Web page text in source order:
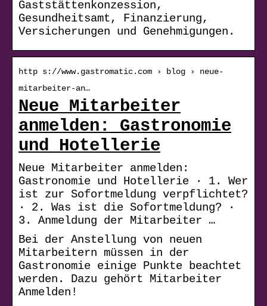
Gaststättenkonzession,
Gesundheitsamt, Finanzierung,
Versicherungen und Genehmigungen.
http s://www.gastromatic.com › blog › neue-
mitarbeiter-an…
Neue Mitarbeiter
anmelden: Gastronomie
und Hotellerie
Neue Mitarbeiter anmelden:
Gastronomie und Hotellerie · 1. Wer
ist zur Sofortmeldung verpflichtet?
· 2. Was ist die Sofortmeldung? ·
3. Anmeldung der Mitarbeiter …
Bei der Anstellung von neuen
Mitarbeitern müssen in der
Gastronomie einige Punkte beachtet
werden. Dazu gehört Mitarbeiter
Anmelden!